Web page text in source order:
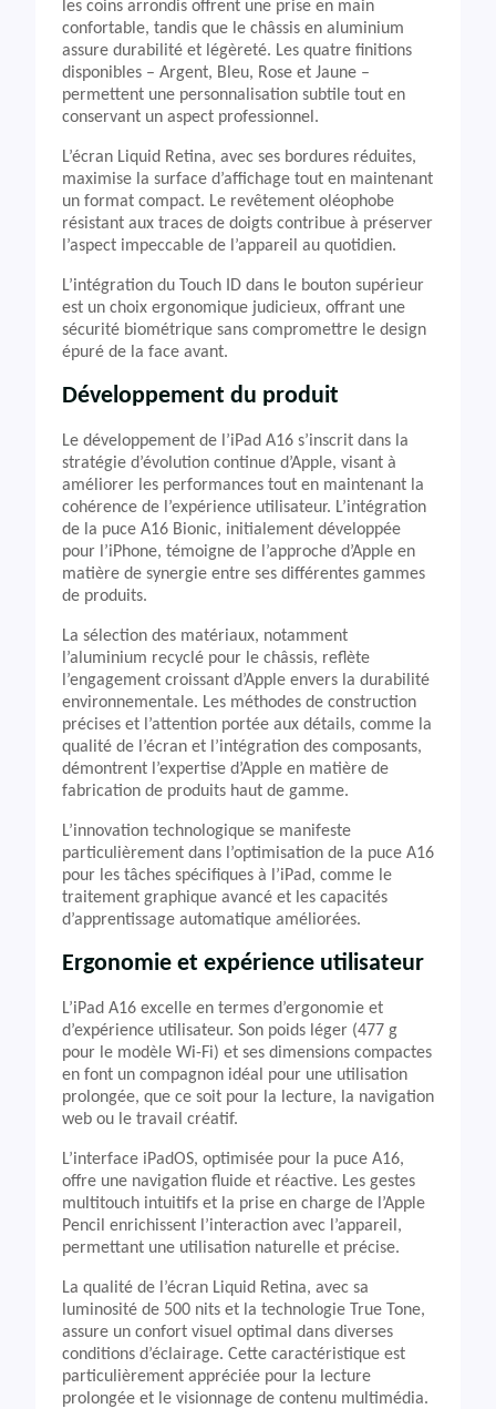
les coins arrondis offrent une prise en main
confortable, tandis que le châssis en aluminium
assure durabilité et légèreté. Les quatre finitions
disponibles – Argent, Bleu, Rose et Jaune –
permettent une personnalisation subtile tout en
conservant un aspect professionnel.
L’écran Liquid Retina, avec ses bordures réduites,
maximise la surface d’affichage tout en maintenant
un format compact. Le revêtement oléophobe
résistant aux traces de doigts contribue à préserver
l’aspect impeccable de l’appareil au quotidien.
L’intégration du Touch ID dans le bouton supérieur
est un choix ergonomique judicieux, offrant une
sécurité biométrique sans compromettre le design
épuré de la face avant.
Développement du produit
Le développement de l’iPad A16 s’inscrit dans la
stratégie d’évolution continue d’Apple, visant à
améliorer les performances tout en maintenant la
cohérence de l’expérience utilisateur. L’intégration
de la puce A16 Bionic, initialement développée
pour l’iPhone, témoigne de l’approche d’Apple en
matière de synergie entre ses différentes gammes
de produits.
La sélection des matériaux, notamment
l’aluminium recyclé pour le châssis, reflète
l’engagement croissant d’Apple envers la durabilité
environnementale. Les méthodes de construction
précises et l’attention portée aux détails, comme la
qualité de l’écran et l’intégration des composants,
démontrent l’expertise d’Apple en matière de
fabrication de produits haut de gamme.
L’innovation technologique se manifeste
particulièrement dans l’optimisation de la puce A16
pour les tâches spécifiques à l’iPad, comme le
traitement graphique avancé et les capacités
d’apprentissage automatique améliorées.
Ergonomie et expérience utilisateur
L’iPad A16 excelle en termes d’ergonomie et
d’expérience utilisateur. Son poids léger (477 g
pour le modèle Wi-Fi) et ses dimensions compactes
en font un compagnon idéal pour une utilisation
prolongée, que ce soit pour la lecture, la navigation
web ou le travail créatif.
L’interface iPadOS, optimisée pour la puce A16,
offre une navigation fluide et réactive. Les gestes
multitouch intuitifs et la prise en charge de l’Apple
Pencil enrichissent l’interaction avec l’appareil,
permettant une utilisation naturelle et précise.
La qualité de l’écran Liquid Retina, avec sa
luminosité de 500 nits et la technologie True Tone,
assure un confort visuel optimal dans diverses
conditions d’éclairage. Cette caractéristique est
particulièrement appréciée pour la lecture
prolongée et le visionnage de contenu multimédia.